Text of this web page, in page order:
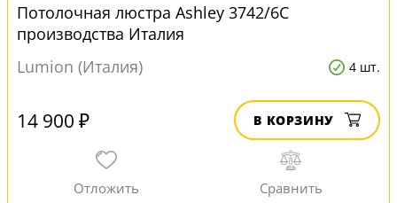
Потолочная люстра Ashley 3742/6C
производства Италия
Lumion (Италия)
4 шт.
14 900 ₽ В КОРЗИНУ